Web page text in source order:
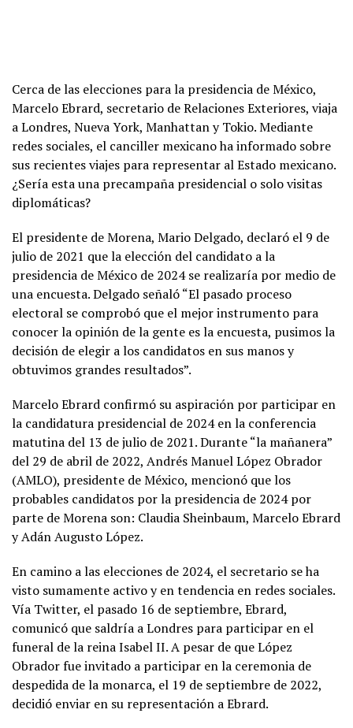
Cerca de las elecciones para la presidencia de México,
Marcelo Ebrard, secretario de Relaciones Exteriores, viaja
a Londres, Nueva York, Manhattan y Tokio. Mediante
redes sociales, el canciller mexicano ha informado sobre
sus recientes viajes para representar al Estado mexicano.
¿Sería esta una precampaña presidencial o solo visitas
diplomáticas?
El presidente de Morena, Mario Delgado, declaró el 9 de
julio de 2021 que la elección del candidato a la
presidencia de México de 2024 se realizaría por medio de
una encuesta. Delgado señaló “El pasado proceso
electoral se comprobó que el mejor instrumento para
conocer la opinión de la gente es la encuesta, pusimos la
decisión de elegir a los candidatos en sus manos y
obtuvimos grandes resultados”.
Marcelo Ebrard confirmó su aspiración por participar en
la candidatura presidencial de 2024 en la conferencia
matutina del 13 de julio de 2021. Durante “la mañanera”
del 29 de abril de 2022, Andrés Manuel López Obrador
(AMLO), presidente de México, mencionó que los
probables candidatos por la presidencia de 2024 por
parte de Morena son: Claudia Sheinbaum, Marcelo Ebrard
y Adán Augusto López.
En camino a las elecciones de 2024, el secretario se ha
visto sumamente activo y en tendencia en redes sociales.
Vía Twitter, el pasado 16 de septiembre, Ebrard,
comunicó que saldría a Londres para participar en el
funeral de la reina Isabel II. A pesar de que López
Obrador fue invitado a participar en la ceremonia de
despedida de la monarca, el 19 de septiembre de 2022,
decidió enviar en su representación a Ebrard.